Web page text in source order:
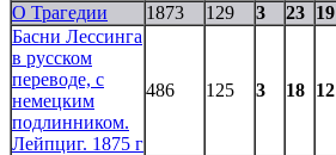
О Трагедии 1873 129 3 23 19
Басни Лессинга
в русском
переводе, с
немецким
подлинником.
Лейпциг. 1875 г
486 125 3 18 12